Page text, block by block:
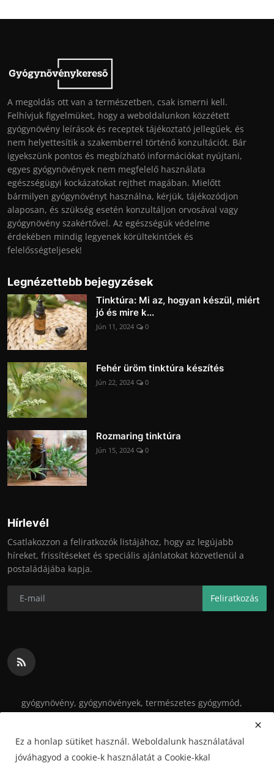
A megoldás ott van a természetben, csak ismerni kell.
Felhívjuk figyelmüket, hogy a weboldalunkon közzétett
gyógynövény leírások és receptek tájékoztató jellegűek, és
nem helyettesítik a szakemberrel történő konzultációt. Bár
igyekszünk pontos és megbízható információkat nyújtani,
egyes gyógynövények nem megfelelő használata
egészségügyi kockázatokat rejthet magában. Mielőtt
bármilyen gyógynövényt használna, kérjük, tájékozódjon
alaposan, és szükség esetén konzultáljon orvosával vagy
gyógynövény szakértővel. Az egészségük védelme
érdekében mindig legyenek körültekintőek és
felelősségteljesek!
Legnézettebb bejegyzések
Tinktúra: Mi az, hogyan készül, miért
jó és mire k...
Jún 11, 2024 0
Fehér üröm tinktúra készítés
Jún 22, 2024 0
Rozmaring tinktúra
Jún 15, 2024 0
Hírlevél
Csatlakozzon a feliratkozók listájához, hogy az legújabb
híreket, frissítéseket és speciális ajánlatokat közvetlenül a
postaládájába kapja.
Feliratkozás
gyógynövény, gyógynövények, természetes gyógymód,
egészség, kert, kertészkedés, fogyókúra, betegségek,
Ez a honlap sütiket használ. Weboldalunk használatával
jóváhagyod a cookie-k használatát a Cookie-kkal